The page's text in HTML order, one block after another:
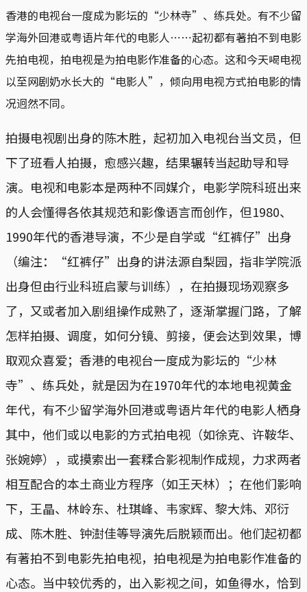
香港的电视台一度成为影坛的“少林寺”、练兵处。有不少留
学海外回港或粤语片年代的电影人⋯⋯起初都有著拍不到电影
先拍电视，拍电视是为拍电影作准备的心态。这和今天喝电视
以至网剧奶水长大的“电影人”，倾向用电视方式拍电影的情
况迥然不同。
拍摄电视剧出身的陈木胜，起初加入电视台当文员，但
下了班看人拍摄，愈感兴趣，结果辗转当起助导和导
演。电视和电影本是两种不同媒介，电影学院科班出来
的人会懂得各依其规范和影像语言而创作，但1980、
1990年代的香港导演，不少是自学或“红裤仔”出身
（编注：“红裤仔”出身的讲法源自梨园，指非学院派
出身但由行业科班启蒙与训练），在拍摄现场观察多
了，又或者加入剧组操作成熟了，逐渐掌握门路，了解
怎样拍摄、调度，如何分镜、剪接，便会达到效果，博
取观众喜爱；香港的电视台一度成为影坛的“少林
寺”、练兵处，就是因为在1970年代的本地电视黄金
年代，有不少留学海外回港或粤语片年代的电影人栖身
其中，他们或以电影的方式拍电视（如徐克、许鞍华、
张婉婷），或摸索出一套糅合影视制作成规，力求两者
相互配合的本土商业方程序（如王天林）；在他们影响
下，王晶、林岭东、杜琪峰、韦家辉、黎大炜、邓衍
成、陈木胜、钟澍佳等导演先后脱颖而出。他们起初都
有著拍不到电影先拍电视，拍电视是为拍电影作准备的
心态。当中较优秀的，出入影视之间，如鱼得水，恰到